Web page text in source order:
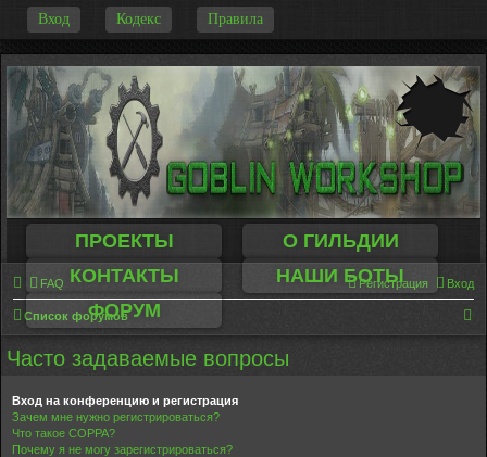
Вход Кодекс Правила
ПРОЕКТЫ
О ГИЛЬДИИ
КОНТАКТЫ
НАШИ БОТЫ
ФОРУМ
FAQ Вход
Регистрация
Список форумов
Часто задаваемые вопросы
Вход на конференцию и регистрация
Зачем мне нужно регистрироваться?
Что такое COPPA?
Почему я не могу зарегистрироваться?